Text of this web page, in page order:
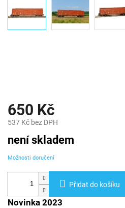
650 Kč
537 Kč bez DPH
cena:
není skladem
Možnosti doručení
Přidat do košíku
Novinka 2023